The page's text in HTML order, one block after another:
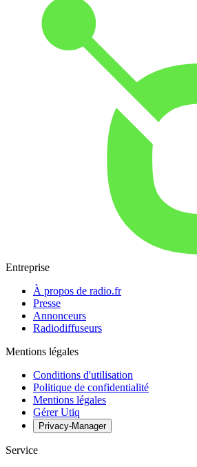
Entreprise
À propos de radio.fr
Presse
Annonceurs
Radiodiffuseurs
Mentions légales
Conditions d'utilisation
Politique de confidentialité
Mentions légales
Gérer Utiq
Privacy-Manager
Service